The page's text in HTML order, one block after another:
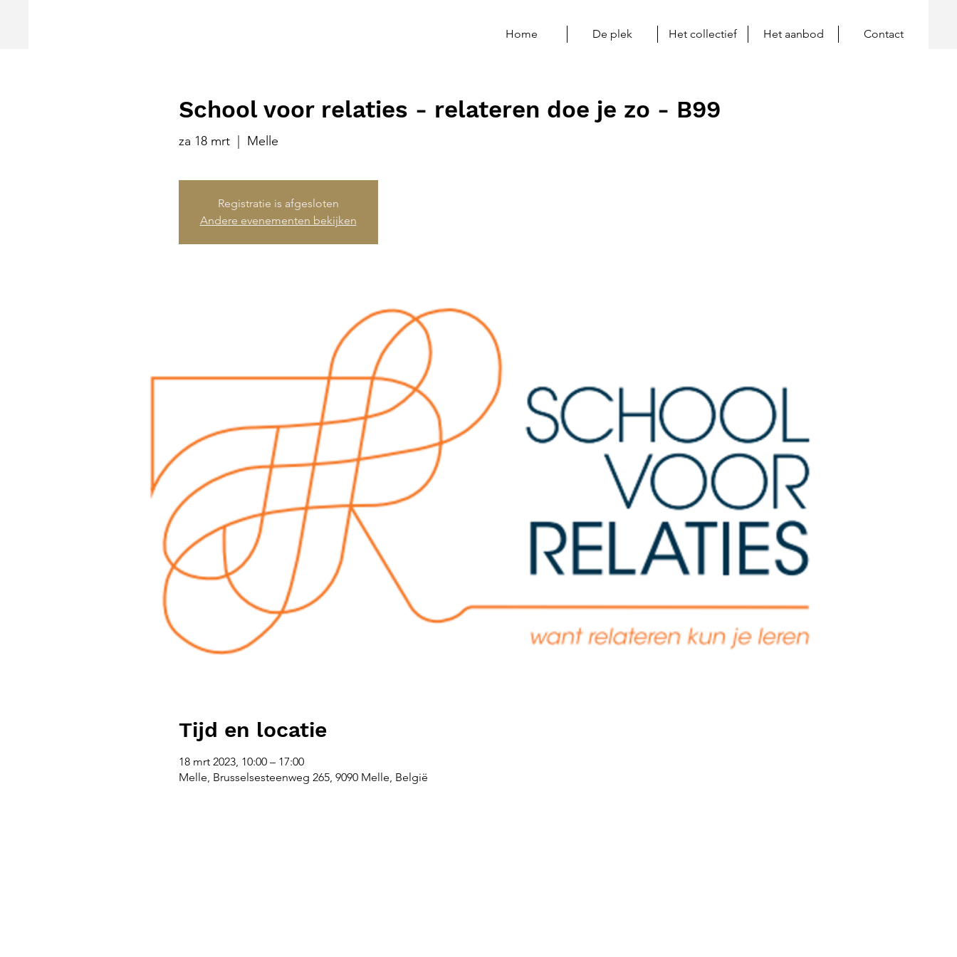
Home De plek Het collectief Het aanbod Contact
School voor relaties - relateren doe je zo - B99
za 18 mrt
  |
Melle
Registratie is afgesloten
Andere evenementen bekijken
Tijd en locatie
18 mrt 2023, 10:00 – 17:00
Melle, Brusselsesteenweg 265, 9090 Melle, België